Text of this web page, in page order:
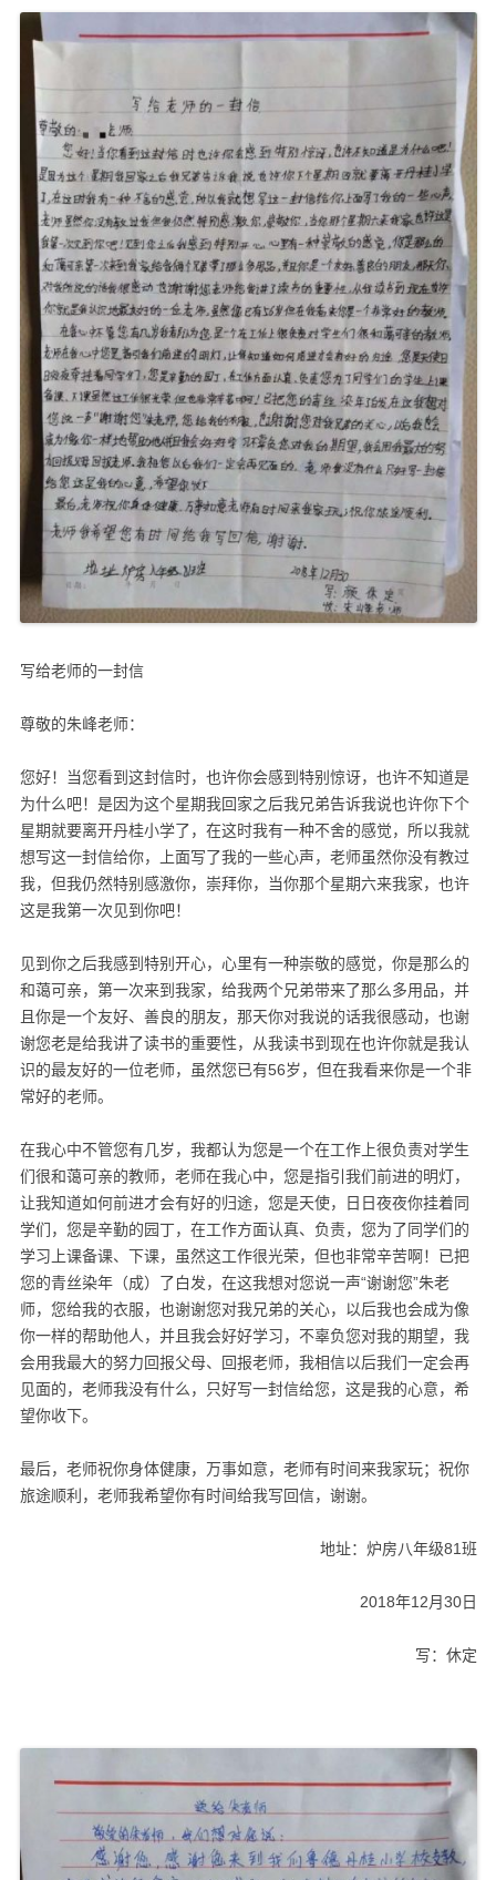
写给老师的一封信
尊敬的朱峰老师：
您好！当您看到这封信时，也许你会感到特别惊讶，也许不知道是
为什么吧！是因为这个星期我回家之后我兄弟告诉我说也许你下个
星期就要离开丹桂小学了，在这时我有一种不舍的感觉，所以我就
想写这一封信给你，上面写了我的一些心声，老师虽然你没有教过
我，但我仍然特别感激你，崇拜你，当你那个星期六来我家，也许
这是我第一次见到你吧！
见到你之后我感到特别开心，心里有一种崇敬的感觉，你是那么的
和蔼可亲，第一次来到我家，给我两个兄弟带来了那么多用品，并
且你是一个友好、善良的朋友，那天你对我说的话我很感动，也谢
谢您老是给我讲了读书的重要性，从我读书到现在也许你就是我认
识的最友好的一位老师，虽然您已有56岁，但在我看来你是一个非
常好的老师。
在我心中不管您有几岁，我都认为您是一个在工作上很负责对学生
们很和蔼可亲的教师，老师在我心中，您是指引我们前进的明灯，
让我知道如何前进才会有好的归途，您是天使，日日夜夜你挂着同
学们，您是辛勤的园丁，在工作方面认真、负责，您为了同学们的
学习上课备课、下课，虽然这工作很光荣，但也非常辛苦啊！已把
您的青丝染年（成）了白发，在这我想对您说一声“谢谢您”朱老
师，您给我的衣服，也谢谢您对我兄弟的关心，以后我也会成为像
你一样的帮助他人，并且我会好好学习，不辜负您对我的期望，我
会用我最大的努力回报父母、回报老师，我相信以后我们一定会再
见面的，老师我没有什么，只好写一封信给您，这是我的心意，希
望你收下。
最后，老师祝你身体健康，万事如意，老师有时间来我家玩；祝你
旅途顺利，老师我希望你有时间给我写回信，谢谢。
地址：炉房八年级81班
2018年12月30日
写：休定